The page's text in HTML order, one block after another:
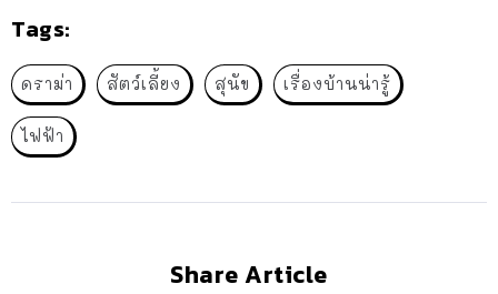
Tags:
ดราม่า สัตว์เลี้ยง สุนัข เรื่องบ้านน่ารู้
ไฟฟ้า
Share Article